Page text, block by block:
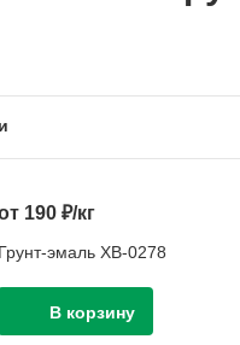
190 ₽/кг
Грунт-эмаль ХВ-0278